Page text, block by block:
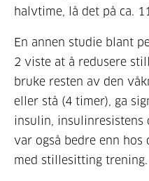
halvtime, lå det på ca.
En annen studie blant
2 viste at å redusere
bruke resten av den
eller stå (4 timer), ga
insulin, insulinresistens
var også bedre enn
med stillesitting trening.